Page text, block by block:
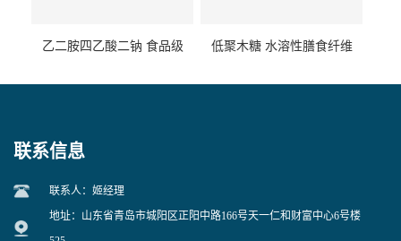
乙二胺四乙酸二钠 食品级
低聚木糖 水溶性膳食纤维
联系信息
联系人：姬经理
地址：山东省青岛市城阳区正阳中路166号天一仁和财富中心6号楼